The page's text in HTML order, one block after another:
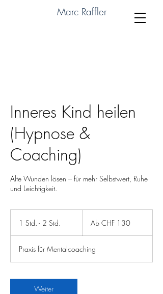
Marc Raffler
Inneres Kind heilen
(Hypnose &
Coaching)
Alte Wunden lösen – für mehr Selbstwert, Ruhe
und Leichtigkeit.
1 Std. - 2 Std.
d
-
S
Schweizer
Ab CHF 130
Praxis für Mentalcoaching
Weiter